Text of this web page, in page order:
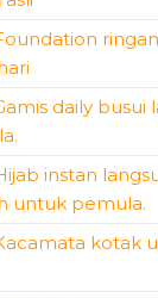
daily busui
instan
untuk pemula.
kotak